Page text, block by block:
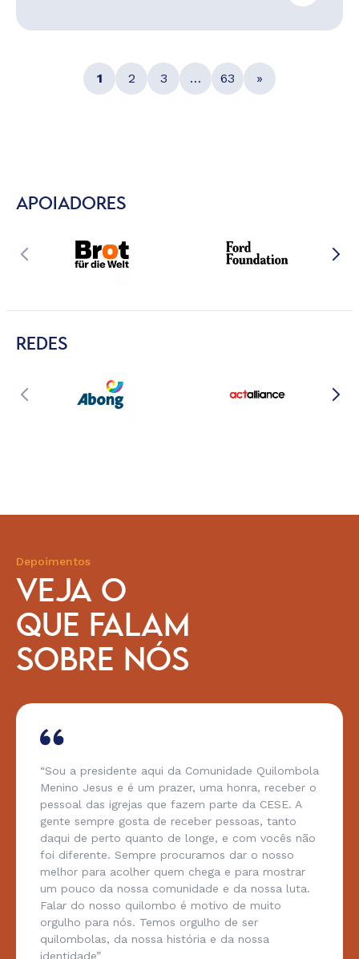
1 2 3 … 63 »
APOIADORES
REDES
Depoimentos
VEJA O
QUE FALAM
SOBRE NÓS
“Sou a presidente aqui da Comunidade Quilombola
Menino Jesus e é um prazer, uma honra, receber o
pessoal das igrejas que fazem parte da CESE. A
gente sempre gosta de receber pessoas, tanto
daqui de perto quanto de longe, e com vocês não
foi diferente. Sempre procuramos dar o nosso
melhor para acolher quem chega e para mostrar
um pouco da nossa comunidade e da nossa luta.
Falar do nosso quilombo é motivo de muito
orgulho para nós. Temos orgulho de ser
quilombolas, da nossa história e da nossa
identidade”